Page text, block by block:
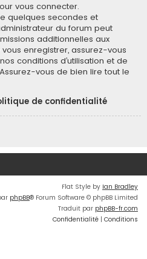
vous connecter.
quelques secondes et
du forum peut
additionnelles aux
enregistrer, assurez-vous
conditions d’utilisation et de
vous de bien lire tout le
de confidentialité
Flat Style by Ian Bradley
phpBB® Forum Software © phpBB Limited
Traduit par phpBB-fr.com
Confidentialité | Conditions